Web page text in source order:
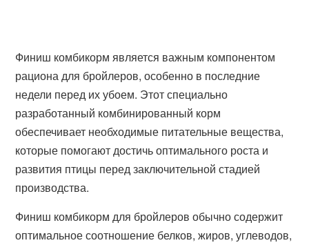
Финиш комбикорм является важным компонентом
рациона для бройлеров, особенно в последние
недели перед их убоем. Этот специально
разработанный комбинированный корм
обеспечивает необходимые питательные вещества,
которые помогают достичь оптимального роста и
развития птицы перед заключительной стадией
производства.
Финиш комбикорм для бройлеров обычно содержит
оптимальное соотношение белков, жиров, углеводов,